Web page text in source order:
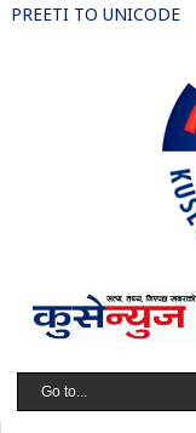
PREETI TO UNICODE